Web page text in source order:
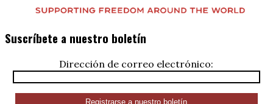
Suscríbete a nuestro boletín
Dirección de correo electrónico: